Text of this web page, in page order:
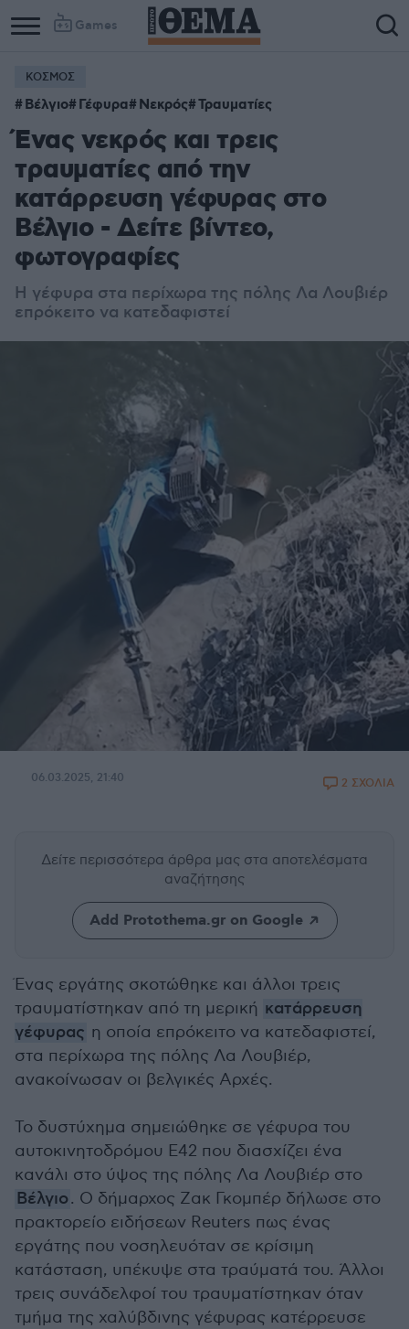
Games
ΚΟΣΜΟΣ
Βέλγιο Γέφυρα Νεκρός Τραυματίες
Ένας νεκρός και τρεις
τραυματίες από την
κατάρρευση γέφυρας στο
Βέλγιο - Δείτε βίντεο,
φωτογραφίες
Η γέφυρα στα περίχωρα της πόλης Λα Λουβιέρ
επρόκειτο να κατεδαφιστεί
06.03.2025, 21:40 2 ΣΧΟΛΙΑ
Δείτε περισσότερα άρθρα μας στα αποτελέσματα
αναζήτησης
Add Protothema.gr on Google
Ένας εργάτης σκοτώθηκε και άλλοι τρεις
τραυματίστηκαν από τη μερική κατάρρευση
γέφυρας η οποία επρόκειτο να κατεδαφιστεί,
στα περίχωρα της πόλης Λα Λουβιέρ,
ανακοίνωσαν οι βελγικές Αρχές.
Το δυστύχημα σημειώθηκε σε γέφυρα του
αυτοκινητοδρόμου Ε42 που διασχίζει ένα
κανάλι στο ύψος της πόλης Λα Λουβιέρ στο
Βέλγιο. Ο δήμαρχος Ζακ Γκομπέρ δήλωσε στο
πρακτορείο ειδήσεων Reuters πως ένας
εργάτης που νοσηλευόταν σε κρίσιμη
κατάσταση, υπέκυψε στα τραύματά του. Άλλοι
τρεις συνάδελφοί του τραυματίστηκαν όταν
τμήμα της χαλύβδινης γέφυρας κατέρρευσε